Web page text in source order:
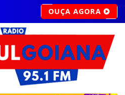
OUÇA AGORA